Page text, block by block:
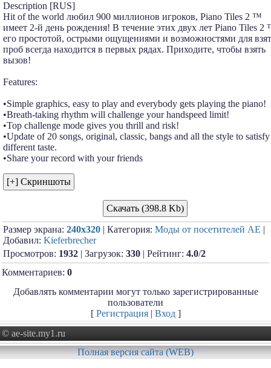
Description [RUS]
Hit of the world любил 900 миллионов игроков, Piano Tiles 2 ™
имеет 2-й день рождения! В течение этих двух лет Piano Tiles 2
его простотой, острыми ощущениями и возможностями для
проб всегда находится в первых рядах. Приходите, чтобы взять
вызов!
Features:
•Simple graphics, easy to play and everybody gets playing the piano!
•Breath-taking rhythm will challenge your handspeed limit!
•Top challenge mode gives you thrill and risk!
•Update of 20 songs, original, classic, bangs and all the style to satisfy
different taste.
•Share your record with your friends
Скачать (398.8 Kb)
Размер экрана: 240x320 | Категория: Моды от посетителей АЕ |
Добавил: Kieferbrecher
Просмотров: 1932 | Загрузок: 330 | Рейтинг: 4.0/2
Комментариев: 0
Добавлять комментарии могут только зарегистрированные
пользователи
[ Регистрация| Вход]
© ae-site.my1.ru
Полная версия сайта (WEB)